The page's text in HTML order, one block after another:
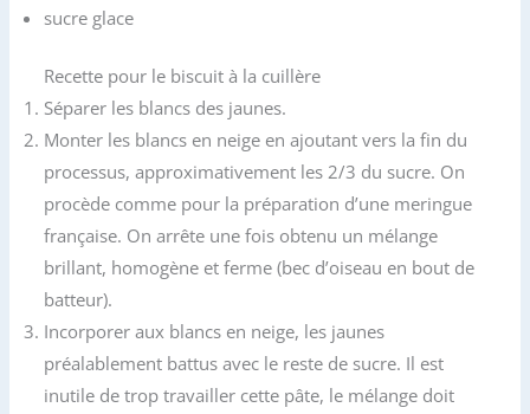
sucre glace
Recette pour le biscuit à la cuillère
Séparer les blancs des jaunes.
Monter les blancs en neige en ajoutant vers la fin du
processus, approximativement les 2/3 du sucre. On
procède comme pour la préparation d’une meringue
française. On arrête une fois obtenu un mélange
brillant, homogène et ferme (bec d’oiseau en bout de
batteur).
Incorporer aux blancs en neige, les jaunes
préalablement battus avec le reste de sucre. Il est
inutile de trop travailler cette pâte, le mélange doit